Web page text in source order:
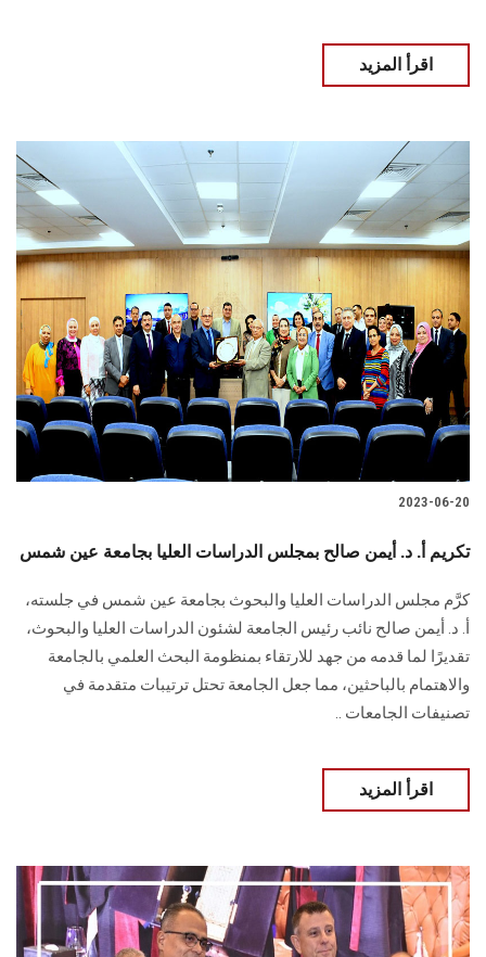
اقرأ المزيد
2023-06-20
تكريم أ. د. أيمن صالح بمجلس الدراسات العليا بجامعة عين شمس
كرَّم مجلس الدراسات العليا والبحوث بجامعة عين شمس في جلسته،
أ. د. أيمن صالح نائب رئيس الجامعة لشئون الدراسات العليا والبحوث،
تقديرًا لما قدمه من جهد للارتقاء بمنظومة البحث العلمي بالجامعة
والاهتمام بالباحثين، مما جعل الجامعة تحتل ترتيبات متقدمة في
تصنيفات الجامعات ..
اقرأ المزيد